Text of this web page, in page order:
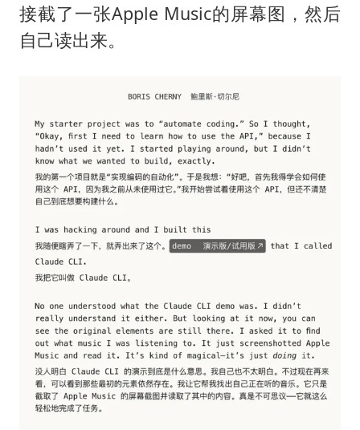
接截了一张Apple Music的屏幕图，然后
自己读出来。